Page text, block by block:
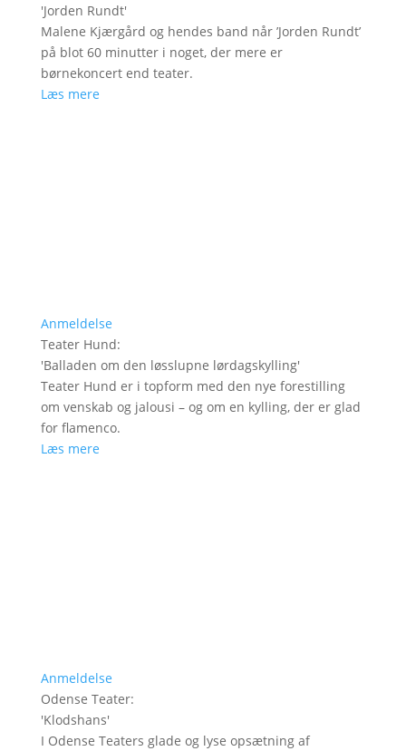
'Jorden Rundt'
Malene Kjærgård og hendes band når ’Jorden Rundt’
på blot 60 minutter i noget, der mere er
børnekoncert end teater.
Læs mere
Anmeldelse
Teater Hund:
'Balladen om den løsslupne lørdagskylling'
Teater Hund er i topform med den nye forestilling
om venskab og jalousi – og om en kylling, der er glad
for flamenco.
Læs mere
Anmeldelse
Odense Teater:
'Klodshans'
I Odense Teaters glade og lyse opsætning af